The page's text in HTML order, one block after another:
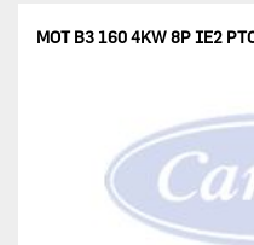
MOT B3 160 4KW 8P IE2